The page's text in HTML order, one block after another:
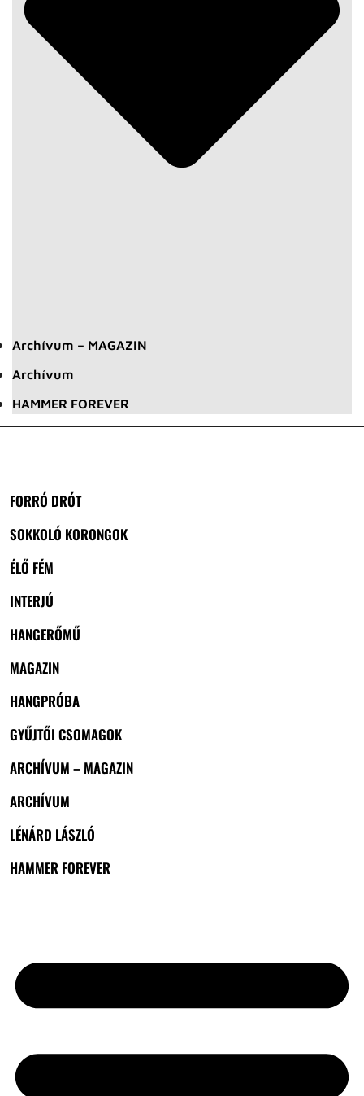
Archívum – MAGAZIN
Archívum
HAMMER FOREVER
FORRÓ DRÓT
SOKKOLÓ KORONGOK
ÉLŐ FÉM
INTERJÚ
HANGERŐMŰ
MAGAZIN
HANGPRÓBA
GYŰJTŐI CSOMAGOK
ARCHÍVUM – MAGAZIN
ARCHÍVUM
LÉNÁRD LÁSZLÓ
HAMMER FOREVER